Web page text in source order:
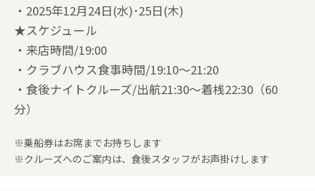
・2025年12月24日(水)･25日(木)
★スケジュール
・来店時間/19:00
・クラブハウス食事時間/19:10～21:20
・食後ナイトクルーズ/出航21:30～着桟22:30（60
分）
※乗船券はお席までお持ちします
※クルーズへのご案内は、食後スタッフがお声掛けします